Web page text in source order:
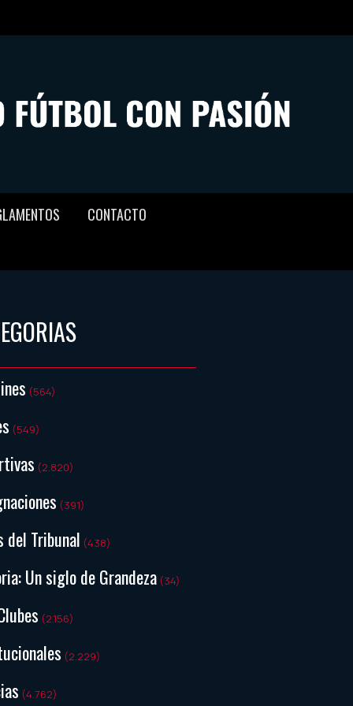
CONTACTO
(564)
(549)
(2.820)
(391)
del Tribunal (438)
Un siglo de Grandeza (34)
(2.156)
(2.229)
(4.762)